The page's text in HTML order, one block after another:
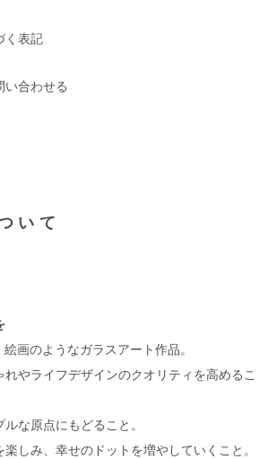
く表記
い合わせる
いて
画のようなガラスアート作品。
やライフデザインのクオリティを高めるこ
な原点にもどること。
しみ、幸せのドットを増やしていくこと。